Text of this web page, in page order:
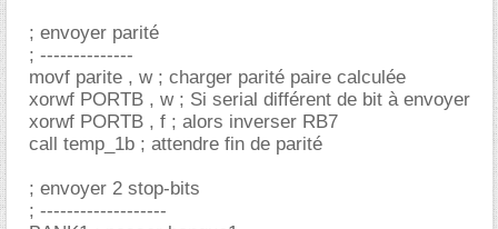
; envoyer parité
; --------------
movf parite , w ; charger parité paire calculée
xorwf PORTB , w ; Si serial différent de bit à envoyer
xorwf PORTB , f ; alors inverser RB7
call temp_1b ; attendre fin de parité
; envoyer 2 stop-bits
; -------------------